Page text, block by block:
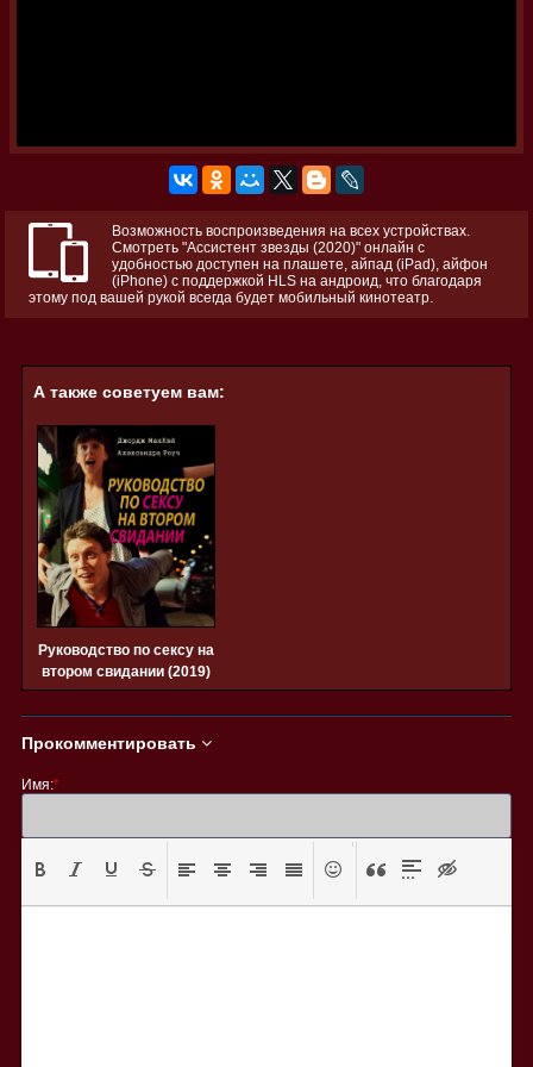
Возможность воспроизведения на всех устройствах.
Смотреть "Ассистент звезды (2020)" онлайн с
удобностью доступен на плашете, айпад (iPad), айфон
(iPhone) с поддержкой HLS на андроид, что благодаря
этому под вашей рукой всегда будет мобильный кинотеатр.
А также советуем вам:
Руководство по сексу на
втором свидании (2019)
Прокомментировать
Имя:*